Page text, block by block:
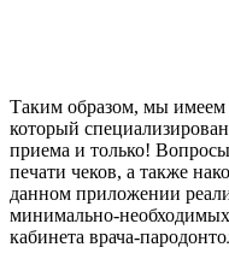
Таким образом, мы
который
приема и только!
печати чеков, а также
данном приложении
минимально-
кабинета врача-